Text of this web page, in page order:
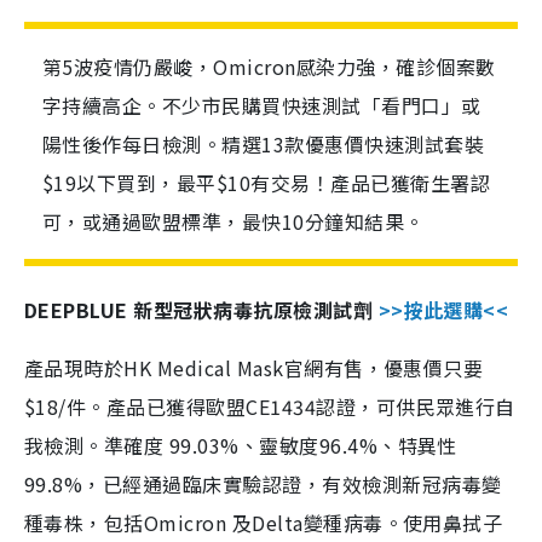
第5波疫情仍嚴峻，Omicron感染力強，確診個案數
字持續高企。不少市民購買快速測試「看門口」或
陽性後作每日檢測。精選13款優惠價快速測試套裝
$19以下買到，最平$10有交易！產品已獲衛生署認
可，或通過歐盟標準，最快10分鐘知結果。
DEEPBLUE 新型冠狀病毒抗原檢測試劑 >>按此選購<<
產品現時於HK Medical Mask官網有售，優惠價只要
$18/件。產品已獲得歐盟CE1434認證，可供民眾進行自
我檢測。準確度 99.03%、靈敏度96.4%、特異性
99.8%，已經通過臨床實驗認證，有效檢測新冠病毒變
種毒株，包括Omicron 及Delta變種病毒。使用鼻拭子